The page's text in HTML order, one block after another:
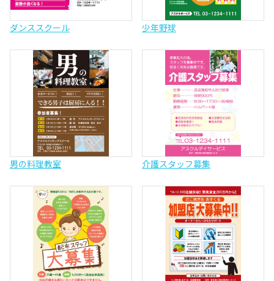
ダンススクール 少年野球
男の料理教室 介護スタッフ募集